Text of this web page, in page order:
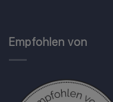
Empfohlen von